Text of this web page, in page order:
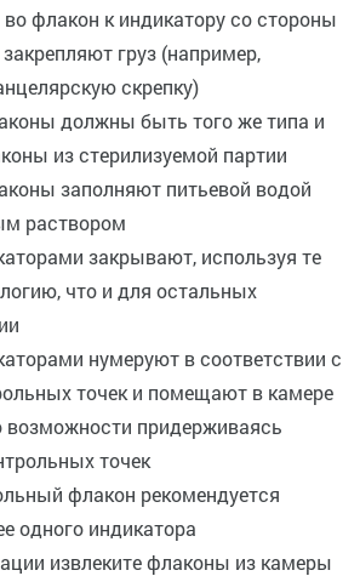
во флакон к индикатору со стороны
груз (например,
скрепку)
должны быть того же типа и
из стерилизуемой партии
заполняют питьевой водой
раствором
закрывают, используя те
что и для остальных
нумеруют в соответствии с
точек и помещают в камере
возможности придерживаясь
точек
флакон рекомендуется
одного индикатора
извлеките флаконы из камеры